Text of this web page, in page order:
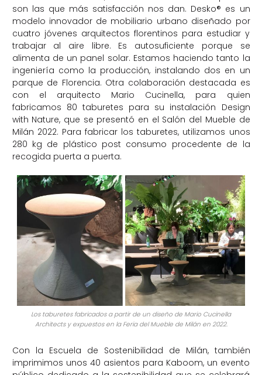
son las que más satisfacción nos dan. Desko® es un
modelo innovador de mobiliario urbano diseñado por
cuatro jóvenes arquitectos florentinos para estudiar y
trabajar al aire libre. Es autosuficiente porque se
alimenta de un panel solar. Estamos haciendo tanto la
ingeniería como la producción, instalando dos en un
parque de Florencia. Otra colaboración destacada es
con el arquitecto Mario Cucinella, para quien
fabricamos 80 taburetes para su instalación Design
with Nature, que se presentó en el Salón del Mueble de
Milán 2022. Para fabricar los taburetes, utilizamos unos
280 kg de plástico post consumo procedente de la
recogida puerta a puerta.
Los taburetes fabricados a partir de un diseño de Mario Cucinella
Architects y expuestos en la Feria del Mueble de Milán en 2022.
Con la Escuela de Sostenibilidad de Milán, también
imprimimos unos 40 asientos para Kaboom, un evento